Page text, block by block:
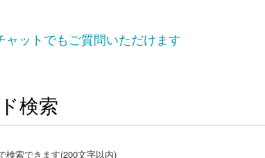
ットでもご質問いただけます
検索
検索できます(200文字以内)